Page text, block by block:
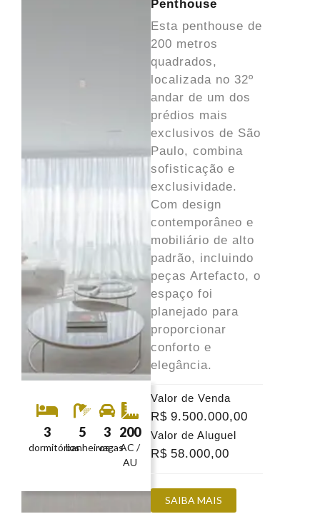
3
dormitórios
5
banheiros
3
vagas
200
AC /
AU
Penthouse
Esta penthouse de
200 metros
quadrados,
localizada no 32º
andar de um dos
prédios mais
exclusivos de São
Paulo, combina
sofisticação e
exclusividade.
Com design
contemporâneo e
mobiliário de alto
padrão, incluindo
peças Artefacto, o
espaço foi
planejado para
proporcionar
conforto e
elegância.
Valor de Venda
R$ 9.500.000,00
Valor de Aluguel
R$ 58.000,00
SAIBA MAIS